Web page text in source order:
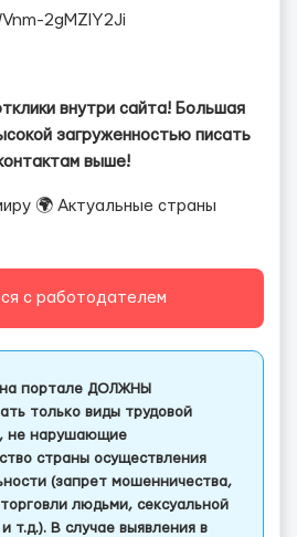
2gMZlY2Ji
внутри сайта! Большая
загруженностью писать
выше!
🌍 Актуальные страны
с работодателем
на портале ДОЛЖНЫ
только виды трудовой
не нарушающие
страны осуществления
(запрет мошенничества,
людьми, сексуальной
т.д.). В случае выявления в